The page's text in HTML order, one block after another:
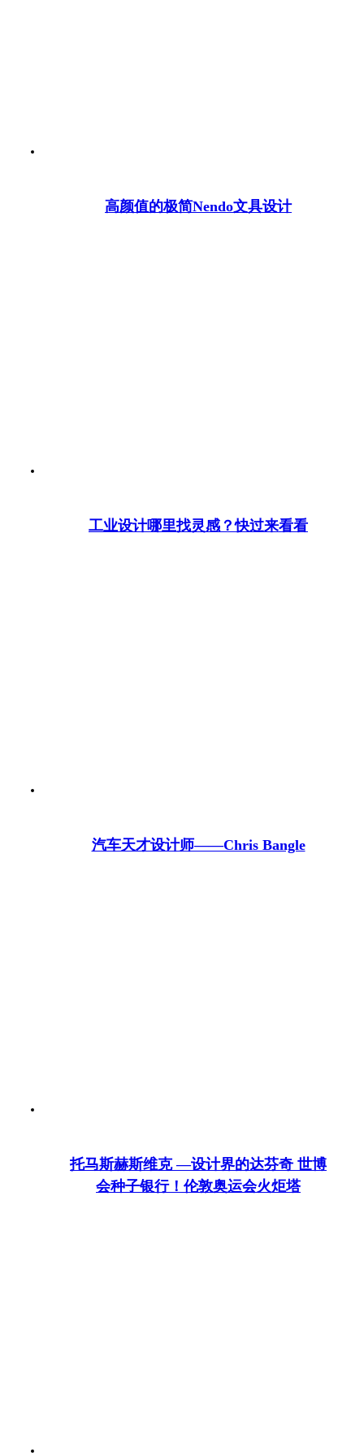
高颜值的极简Nendo文具设计
工业设计哪里找灵感？快过来看看
汽车天才设计师——Chris Bangle
托马斯赫斯维克 —设计界的达芬奇 世博
会种子银行！伦敦奥运会火炬塔